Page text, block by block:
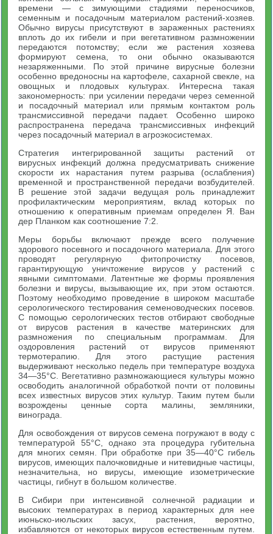
времени — с зимующими стадиями переносчиков,
семенным и посадочным материалом растений-хозяев.
Обычно вирусы присутствуют в зараженных растениях
вплоть до их гибели и при вегетативном размножении
передаются потомству; если же растения хозяева
формируют семена, то они обычно оказываются
незаряженными. По этой причине вирусные болезни
особенно вредоносны на картофеле, сахарной свекле, на
овощных и плодовых культурах. Интересна такая
закономерность: при усилении передачи через семенной
и посадочный материал или прямым контактом роль
трансмиссивной передачи падает. Особенно широко
распространена передача трансмиссивных инфекций
через посадочный материал в агроэкосистемах.
Стратегия интегрированной защиты растений от
вирусных инфекций должна предусматривать снижение
скорости их нарастания путем разрыва (ослабления)
временной и пространственной передачи возбудителей.
В решение этой задачи ведущая роль принадлежит
профилактическим мероприятиям, вклад которых по
отношению к оперативным приемам определен Я. Ван
дер Планком как соотношение 7:2.
Меры борьбы включают прежде всего получение
здорового посевного и посадочного материала. Для этого
проводят регулярную фитопрочистку посевов,
гарантирующую уничтожение вирусов у растений с
явными симптомами. Латентные же формы проявления
болезни и вирусы, вызывающие их, при этом остаются.
Поэтому необходимо проведение в широком масштабе
серологического тестирования семеноводческих посевов.
С помощью серологических тестов отбирают свободные
от вирусов растения в качестве материнских для
размножения по специальным программам. Для
оздоровления растений от вирусов применяют
термотерапию. Для этого растущие растения
выдерживают несколько педель при температуре воздуха
34—35°С. Вегетативно размножающиеся культуры можно
освободить аналогичной обработкой почти от половины
всех известных вирусов этих культур. Таким путем были
возрождены ценные сорта малины, земляники,
винограда.
Для освобождения от вирусов семена погружают в воду с
температурой 55°С, однако эта процедура губительна
для многих семян. При обработке при 35—40°С гибель
вирусов, имеющих палочковидные и нитевидные частицы,
незначительна, но вирусы, имеющие изометрические
частицы, гибнут в большом количестве.
В Сибири при интенсивной солнечной радиации и
высоких температурах в период характерных для нее
июньско-июльских засух, растения, вероятно,
избавляются от некоторых вирусов естественным путем.